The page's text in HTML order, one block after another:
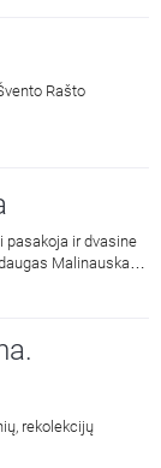
Rašto
pasakoja ir dvasine
Malinauskas.
rekolekcijų